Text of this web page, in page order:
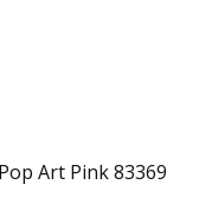
Art Pink 83369